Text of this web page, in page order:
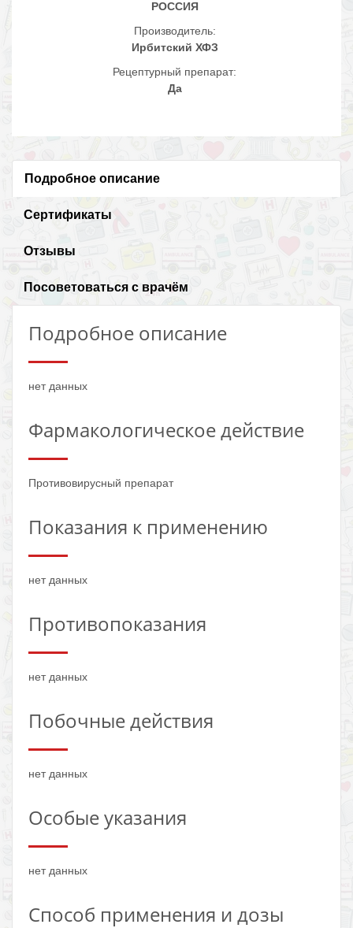
РОССИЯ
Производитель:
Ирбитский ХФЗ
Рецептурный препарат:
Да
Подробное описание
Сертификаты
Отзывы
Посоветоваться с врачём
Подробное описание
нет данных
Фармакологическое действие
Противовирусный препарат
Показания к применению
нет данных
Противопоказания
нет данных
Побочные действия
нет данных
Особые указания
нет данных
Способ применения и дозы